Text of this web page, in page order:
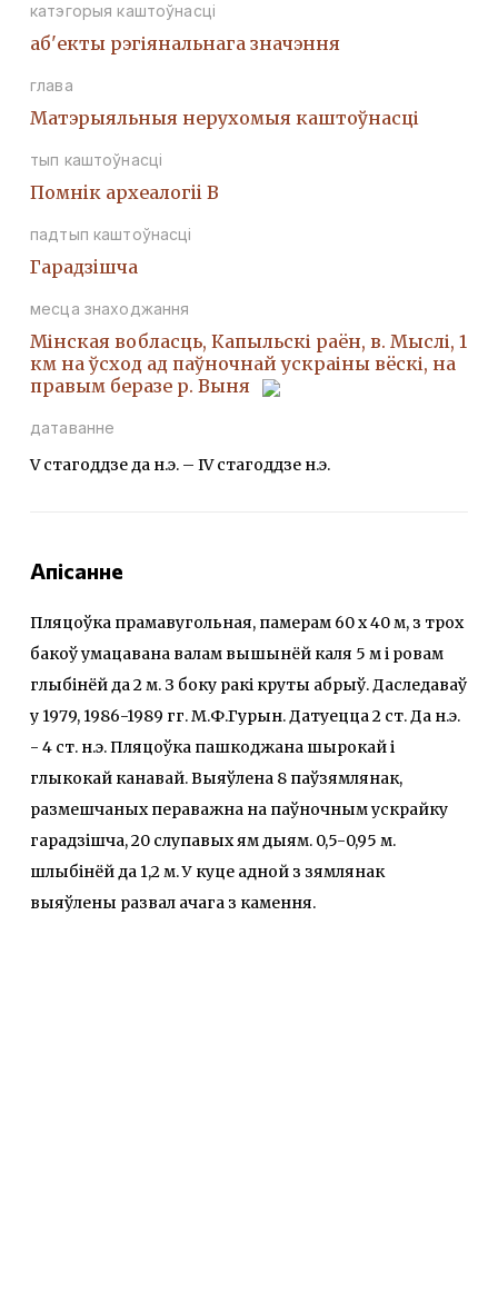
катэгорыя каштоўнасці
аб'екты рэгіянальнага значэння
глава
Матэрыяльныя нерухомыя каштоўнасці
тып каштоўнасці
Помнiк археалогii В
падтып каштоўнасці
Гарадзiшча
месца знаходжання
Мінская вобласць, Капыльскі раён, в. Мыслі, 1
км на ўсход ад паўночнай ускраіны вёскі, на
правым беразе р. Выня
датаванне
V стагоддзе да н.э. – IV стагоддзе н.э.
Апісанне
Пляцоўка прамавугольная, памерам 60 х 40 м, з трох
бакоў умацавана валам вышынёй каля 5 м і ровам
глыбінёй да 2 м. З боку ракі круты абрыў. Даследаваў
у 1979, 1986-1989 гг. М.Ф.Гурын. Датуецца 2 ст. Да н.э.
- 4 ст. н.э. Пляцоўка пашкоджана шырокай і
глыкокай канавай. Выяўлена 8 паўзямлянак,
размешчаных пераважна на паўночным ускрайку
гарадзішча, 20 слупавых ям дыям. 0,5-0,95 м.
шлыбінёй да 1,2 м. У куце адной з зямлянак
выяўлены развал ачага з камення.